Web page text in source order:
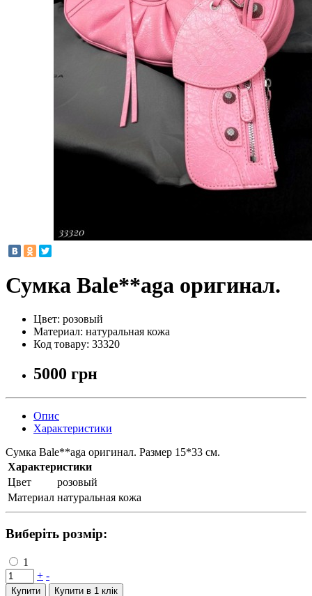
Сумка Bale**aga оригинал.
Цвет: розовый
Материал: натуральная кожа
Код товару: 33320
5000 грн
Опис
Характеристики
Сумка Bale**aga оригинал. Размер 15*33 см.
Характеристики
Цвет
розовый
Материал натуральная кожа
Виберіть розмір:
1
+ -
Купити Купити в 1 клiк